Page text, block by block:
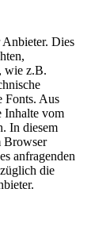
Dies
wie z.B.
Fonts. Aus
Inhalte vom
In diesem
Browser
anfragenden
die